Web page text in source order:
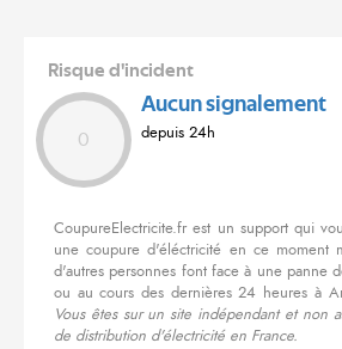
Risque d'incident
0
Aucun signalement
depuis 24h
CoupureElectricite.fr est un support qui
une coupure d'éléctricité en ce moment
d'autres personnes font face à une panne
ou au cours des dernières 24 heures à
Vous êtes sur un site indépendant et non
de distribution d'électricité en France.